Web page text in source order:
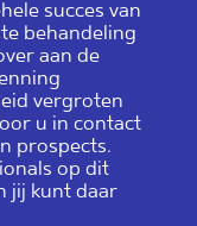
succes van
behandeling
aan de
vergroten
u in contact
prospects.
op dit
jij kunt daar